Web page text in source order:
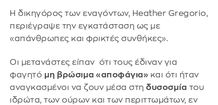
Η δικηγόρος των εναγόντων, Heather Gregorio,
περιέγραψε την εγκατάσταση ως με
«απάνθρωπες και φρικτές συνθήκες».
Οι μετανάστες είπαν ότι τους έδιναν για
φαγητό μη βρώσιμα «αποφάγια» και ότι ήταν
αναγκασμένοι να ζουν μέσα στη δυσοσμία του
ιδρώτα, των ούρων και των περιττωμάτων, εν